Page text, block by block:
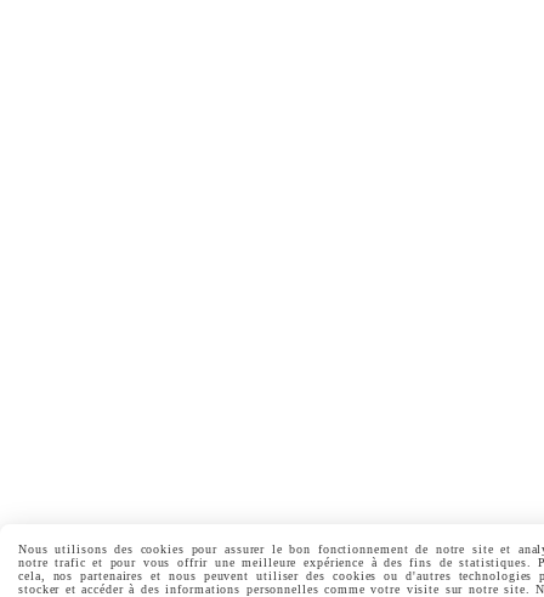
Nous utilisons des cookies pour assurer le bon fonctionnement de notre site et
notre trafic et pour vous offrir une meilleure expérience à des fins de statistiques.
cela, nos partenaires et nous peuvent utiliser des cookies ou d'autres technologies
stocker et accéder à des informations personnelles comme votre visite sur notre site.